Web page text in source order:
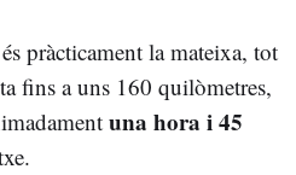
pràcticament la mateixa, tot
fins a uns 160 quilòmetres,
una hora i 45